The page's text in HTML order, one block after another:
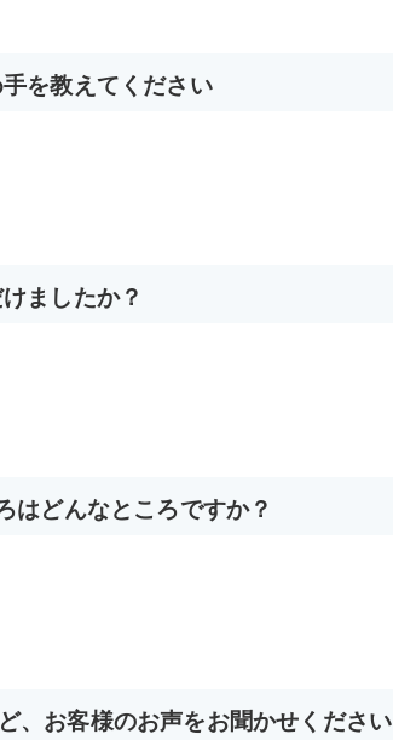
を教えてください
ましたか？
はどんなところですか？
、お客様のお声をお聞かせください